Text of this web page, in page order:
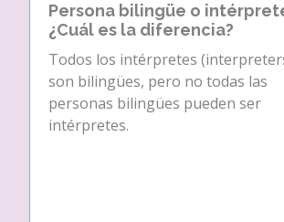
Persona bilingüe o
¿Cuál es la diferencia?
Todos los intérpretes
son bilingües, pero no todas las
personas bilingües pueden ser
intérpretes.